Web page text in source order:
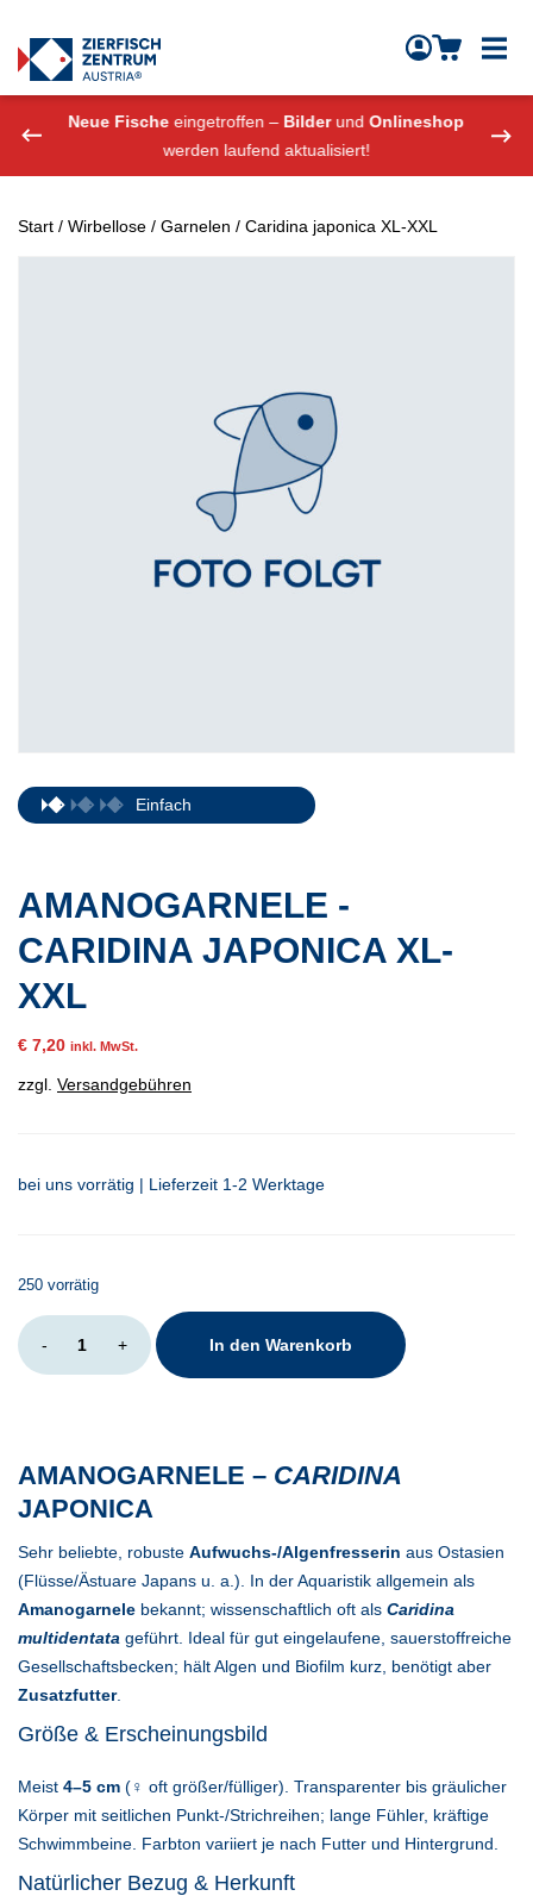
Zierfisch Aquarium Austria
Neue Fische eingetroffen – BilderundOnlineshop
werden laufend aktualisiert!
Start / Wirbellose / Garnelen / Caridina japonica XL-XXL
Einfach
AMANOGARNELE -
CARIDINA JAPONICA XL-
XXL
€ 7,20 inkl. MwSt.
zzgl. Versandgebühren
bei uns vorrätig | Lieferzeit 1-2 Werktage
250 vorrätig
-
japonica
XL-
+ In den Warenkorb
AMANOGARNELE – CARIDINA
JAPONICA
Sehr beliebte, robuste Aufwuchs-/Algenfresserin aus Ostasien
(Flüsse/Ästuare Japans u. a.). In der Aquaristik allgemein als
Amanogarnele bekannt; wissenschaftlich oft als Caridina
multidentata geführt. Ideal für gut eingelaufene, sauerstoffreiche
Gesellschaftsbecken; hält Algen und Biofilm kurz, benötigt aber
Zusatzfutter.
Größe & Erscheinungsbild
Meist 4–5 cm (♀ oft größer/fülliger). Transparenter bis gräulicher
Körper mit seitlichen Punkt-/Strichreihen; lange Fühler, kräftige
Schwimmbeine. Farbton variiert je nach Futter und Hintergrund.
Natürlicher Bezug & Herkunft